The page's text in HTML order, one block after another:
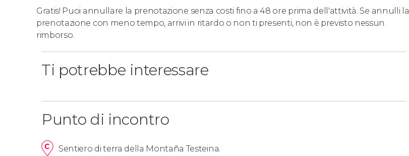
Gratis! Puoi annullare la prenotazione senza costi fino a 48 ore prima dell'attività. Se annulli la
prenotazione con meno tempo, arrivi in ritardo o non ti presenti, non è previsto nessun
rimborso.
Ti potrebbe interessare
Punto di incontro
Sentiero di terra della Montaña Testeina.